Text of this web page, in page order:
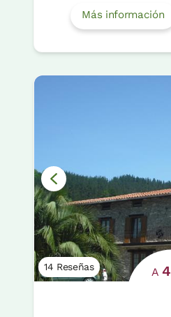
Más información
14 Reseñas A4